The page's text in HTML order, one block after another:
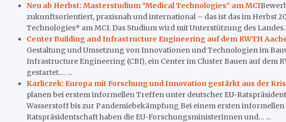
Neu ab Herbst: Masterstudium “Medical Technologies” am MCI
zukunftsorientiert, praxisnah und international – das ist das im Herbst
Technologies* am MCI. Das Studium wird mit Unterstützung des
Center Building and Infrastructure Engineering auf dem RWTH
Gestaltung und Umsetzung von Innovationen und Technologien im
Infrastructure Engineering (CBI), ein Center im Cluster Bauen auf dem
gestartet.… ...
Karliczek: Europa mit Forschung und Innovation gestärkt aus der
planen bei erstem informellen Treffen unter deutscher EU-
Wasserstoff bis zur Pandemiebekämpfung Bei einem ersten informellen
Ratspräsidentschaft haben die EU-Forschungsministerinnen und… ...